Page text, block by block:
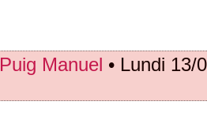
Puig Manuel • Lundi 13/